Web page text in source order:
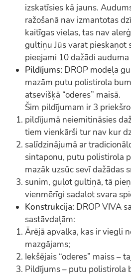
izskatīsies kā jauns.
ražošanā nav izmantotas
kaitīgas vielas, tas nav
gultiņu Jūs varat pieskaņot
pieejami 10 dažādi auduma
Pildījums: DROP modeļa
mazām putu polistirola
atsevišķā “oderes” maisā.
Šim pildījumam ir 3
pildījumā neiemitināsies
tiem vienkārši tur nav kur
salīdzinājumā ar
sintaponu, putu polistirola
mazāk uzsūc sevī dažādas
sunim, guļot gultiņā, tā
vienmērīgi sadalot svara
Konstrukcija: DROP VIVA
sastāvdaļām:
Ārējā apvalka, kas ir viegli
mazgājams;
Iekšējais “oderes” maiss –
Pildījums – putu polistirola